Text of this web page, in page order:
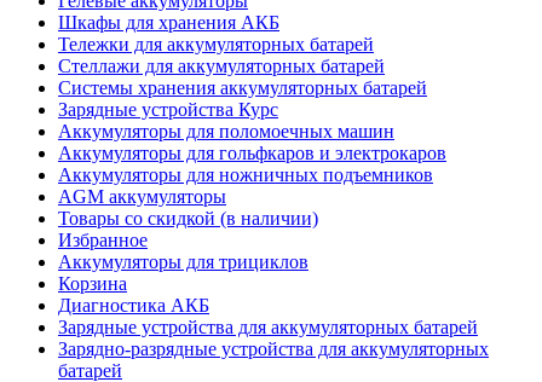
Шкафы для хранения АКБ
Тележки для аккумуляторных батарей
Стеллажи для аккумуляторных батарей
Системы хранения аккумуляторных батарей
Зарядные устройства Курс
Аккумуляторы для поломоечных машин
Аккумуляторы для гольфкаров и электрокаров
Аккумуляторы для ножничных подъемников
AGM аккумуляторы
Товары со скидкой (в наличии)
Избранное
Аккумуляторы для трициклов
Корзина
Диагностика АКБ
Зарядные устройства для аккумуляторных батарей
Зарядно-разрядные устройства для аккумуляторных
батарей